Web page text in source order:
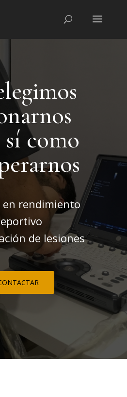
como
en rendimiento
de lesiones